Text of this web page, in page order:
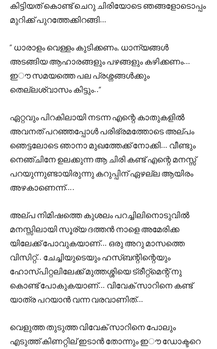
കിട്ടിയത് കൊണ്ട് ചെറു ചിരിയോടെ ഞങ്ങളോടൊപ്പം
മുറിക്ക് പുറത്തേക്കിറങ്ങി…
” ധാരാളം വെള്ളം കുടിക്കണം, ധാന്യങ്ങൾ
അടങ്ങിയ ആഹാരങ്ങളും പഴങ്ങളും കഴിക്കണം…
ഇൗ സമയത്തെ പല പ്രശ്നങ്ങൾക്കും
തെല്ലശ്വാസം കിട്ടും..”
ഏറ്റവും പിറകിലായി നടന്ന എന്റെ കാതുകളിൽ
അവനത് പറഞ്ഞപ്പോൾ പരിഭ്രമത്തോടെ അല്പം
ഞെട്ടലോടെ ഞാനാ മുഖത്തേക്ക് നോക്കി… വീണ്ടും
നെഞ്ചിനേ ഉലക്കുന്ന ആ ചിരി കണ്ട് എന്റെ മനസ്സ്
പറയുന്നുണ്ടായിരുന്നു കറുപ്പിന് ഏഴല്ല ആയിരം
അഴകാണെന്ന്….
അല്പ നിമിഷത്തെ കുശലം പറച്ചിലിനൊടുവിൽ
മനസ്സിലായി സൂര്യ ദത്തൻ നാളെ അമേരിക്ക
യിലേക്ക് പോവുകയാണ്… ഒരു അറു മാസത്തെ
വിസിറ്റ്.. ചേച്ചിയുടെയും ഹസ്ബന്റിന്റെയും
ഹോസ്പിറ്റലിലേക്ക് മുത്തശ്ശിയെ ട്രീറ്റ്മെന്റ് നു
കൊണ്ട് പോകുകയാണ്… വിവേക് സാറിനെ കണ്ട്
യാത്ര പറയാൻ വന്ന വരവാണിത്…
വെളുത്ത തുടുത്ത വിവേക് സാറിനെ പോലും
എടുത്ത് കിണറ്റില് ഇടാൻ തോന്നും ഇൗ ഡോക്ടറെ